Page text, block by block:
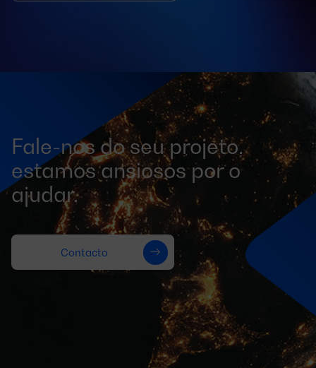
Fale-nos do seu projeto,
estamos ansiosos por o
ajudar.
Contacto